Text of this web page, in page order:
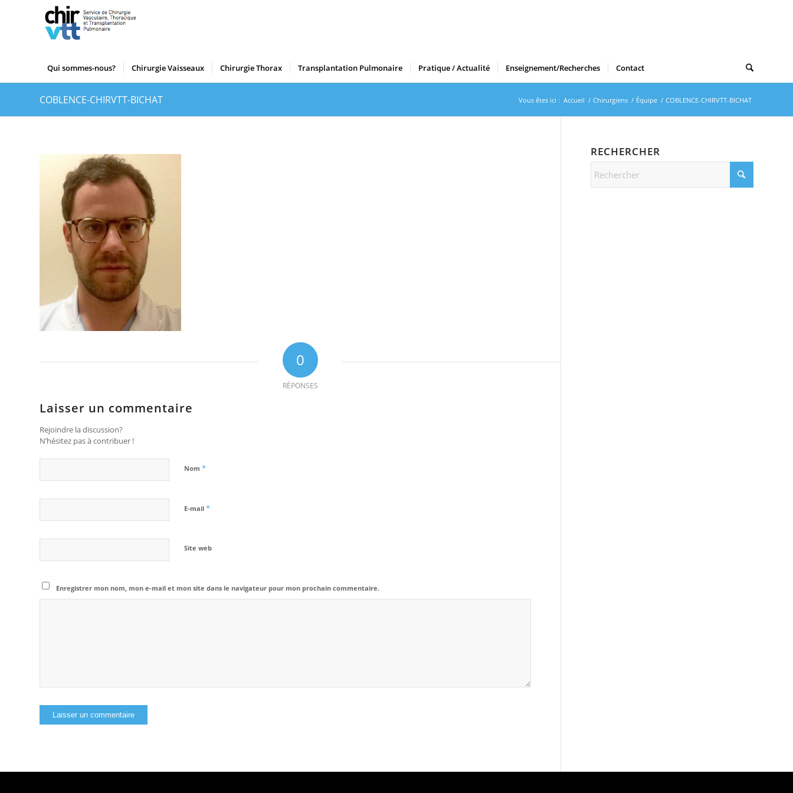
Qui sommes-nous? Chirurgie Vaisseaux Chirurgie Thorax Transplantation Pulmonaire Pratique / Actualité Enseignement/Recherches Contact
COBLENCE-CHIRVTT-BICHAT Vous êtes ici : Accueil / Chirurgiens / Équipe / COBLENCE-CHIRVTT-BICHAT
0
RÉPONSES
Laisser un commentaire
Rejoindre la discussion?
N’hésitez pas à contribuer !
Nom *
E-mail *
Site web
Enregistrer mon nom, mon e-mail et mon site dans le navigateur pour mon prochain commentaire.
RECHERCHER